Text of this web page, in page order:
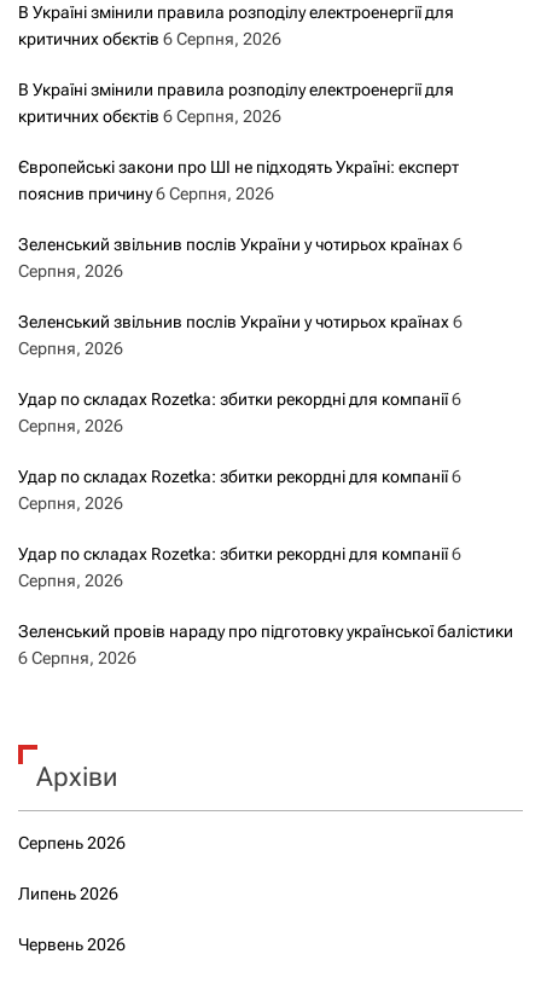
В Україні змінили правила розподілу електроенергії для
критичних обєктів 6 Серпня, 2026
В Україні змінили правила розподілу електроенергії для
критичних обєктів 6 Серпня, 2026
Європейські закони про ШІ не підходять Україні: експерт
пояснив причину6 Серпня, 2026
Зеленський звільнив послів України у чотирьох країнах 6
Серпня, 2026
Зеленський звільнив послів України у чотирьох країнах 6
Серпня, 2026
Удар по складах Rozetka: збитки рекордні для компанії6
Серпня, 2026
Удар по складах Rozetka: збитки рекордні для компанії6
Серпня, 2026
Удар по складах Rozetka: збитки рекордні для компанії6
Серпня, 2026
Зеленський провів нараду про підготовку української балістики
6 Серпня, 2026
Архіви
Серпень 2026
Липень 2026
Червень 2026